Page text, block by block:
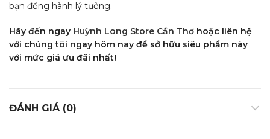
bạn đồng hành lý tưởng.
Hãy đến ngay Huỳnh Long Store Cần Thơ hoặc liên hệ
với chúng tôi ngay hôm nay để sở hữu siêu phẩm này
với mức giá ưu đãi nhất!
ĐÁNH GIÁ (0)